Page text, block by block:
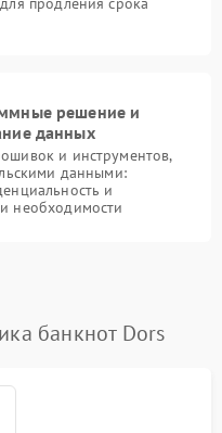
решение и
данных
и инструментов,
данными:
и
необходимости
банкнот Dors